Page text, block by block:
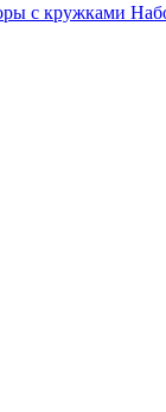
с кружками